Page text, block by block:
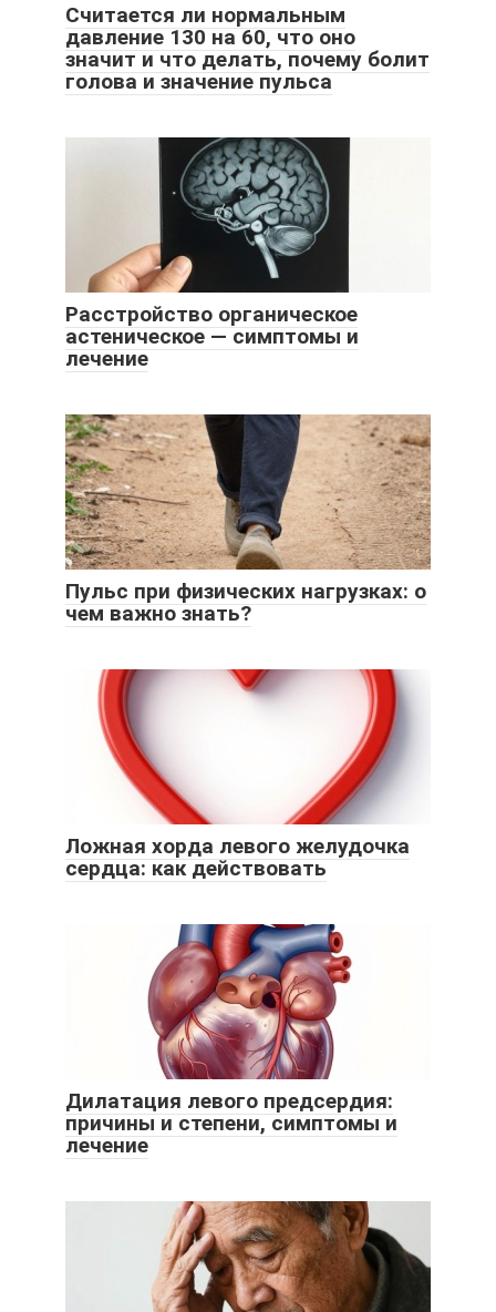
Считается ли нормальным
давление 130 на 60, что оно
значит и что делать, почему болит
голова и значение пульса
Расстройство органическое
астеническое — симптомы и
лечение
Пульс при физических нагрузках: о
чем важно знать?
Ложная хорда левого желудочка
сердца: как действовать
Дилатация левого предсердия:
причины и степени, симптомы и
лечение